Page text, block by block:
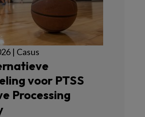
| Casus
voor PTSS
Processing